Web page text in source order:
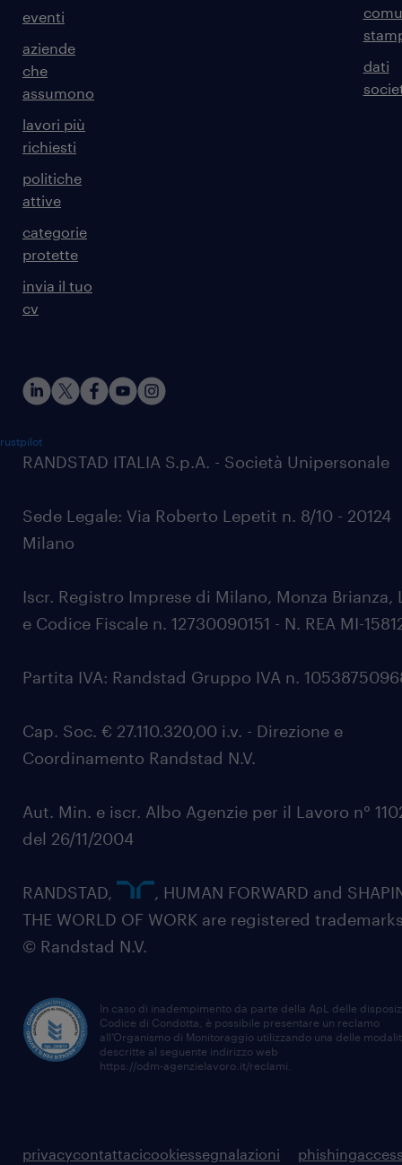
eventi
aziende
che
assumono
lavori più
richiesti
politiche
attive
categorie
protette
invia il tuo
cv
dati
RANDSTAD ITALIA S.p.A. - Società Unipersonale
Sede Legale: Via Roberto Lepetit n. 8/10 - 20124
Milano
Iscr. Registro Imprese di Milano, Monza Brianza,
e Codice Fiscale n. 12730090151 - N. REA MI-
Partita IVA: Randstad Gruppo IVA n.
Cap. Soc. € 27.110.320,00 i.v. - Direzione e
Coordinamento Randstad N.V.
Aut. Min. e iscr. Albo Agenzie per il Lavoro n°
del 26/11/2004
RANDSTAD,
, HUMAN FORWARD and
THE WORLD OF WORK are registered
© Randstad N.V.
In caso di inadempimento da parte della ApL delle
Codice di Condotta, è possibile presentare un reclamo
all’Organismo di Monitoraggio utilizzando una delle
descritte al seguente indirizzo web
https://odm-agenzielavoro.it/reclami
privacycontattacicookiessegnalazioni
phishing